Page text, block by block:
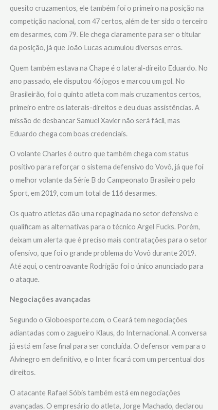
quesito cruzamentos, ele também foi o primeiro na posição na
competição nacional, com 47 certos, além de ter sido o terceiro
em desarmes, com 79. Ele chega claramente para ser o titular
da posição, já que João Lucas acumulou diversos erros.
Quem também estava na Chape é o lateral-direito Eduardo. No
ano passado, ele disputou 46 jogos e marcou um gol. No
Brasileirão, foi o quinto atleta com mais cruzamentos certos,
primeiro entre os laterais-direitos e deu duas assistências. A
missão de desbancar Samuel Xavier não será fácil, mas
Eduardo chega com boas credenciais.
O volante Charles é outro que também chega com status
positivo para reforçar o sistema defensivo do Vovô, já que foi
o melhor volante da Série B do Campeonato Brasileiro pelo
Sport, em 2019, com um total de 116 desarmes.
Os quatro atletas dão uma repaginada no setor defensivo e
qualificam as alternativas para o técnico Argel Fucks. Porém,
deixam um alerta que é preciso mais contratações para o setor
ofensivo, que foi o grande problema do Vovô durante 2019.
Até aqui, o centroavante Rodrigão foi o único anunciado para
o ataque.
Negociações avançadas
Segundo o Globoesporte.com, o Ceará tem negociações
adiantadas com o zagueiro Klaus, do Internacional. A conversa
já está em fase final para ser concluída. O defensor vem para o
Alvinegro em definitivo, e o Inter ficará com um percentual dos
direitos.
O atacante Rafael Sóbis também está em negociações
avançadas. O empresário do atleta, Jorge Machado, declarou